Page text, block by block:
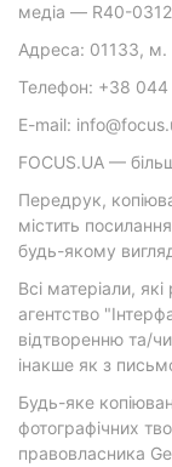
медіа — R40-
Адреса: 01133, м.
Телефон: +38
E-mail:
FOCUS.UA —
Передрук,
містить
будь-якому
Всі матеріали,
агентство
відтворенню та/
інакше як з
Будь-яке
фотографічних
правовласника